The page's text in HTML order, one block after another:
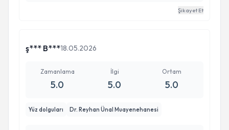
Şikayet Et
ş*** B***18.05.2026
Zamanlama
5.0
İlgi
5.0
Ortam
5.0
Yüz dolguları Dr. Reyhan Ünal Muayenehanesi